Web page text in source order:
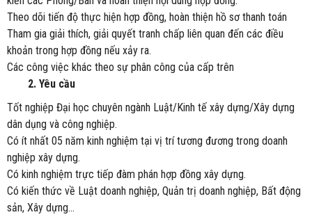
Theo dõi tiến độ thực hiện hợp đồng, hoàn thiện hồ sơ thanh toán
Tham gia giải thích, giải quyết tranh chấp liên quan đến các điều
khoản trong hợp đồng nếu xảy ra.
Các công việc khác theo sự phân công của cấp trên
2. Yêu cầu
Tốt nghiệp Đại học chuyên ngành Luật/Kinh tế xây dựng/Xây dựng
dân dụng và công nghiệp.
Có ít nhất 05 năm kinh nghiệm tại vị trí tương đương trong doanh
nghiệp xây dựng.
Có kinh nghiệm trực tiếp đàm phán hợp đồng xây dựng.
Có kiến thức về Luật doanh nghiệp, Quản trị doanh nghiệp, Bất động
sản, Xây dựng...